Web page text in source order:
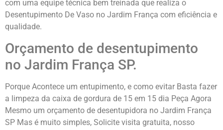
com uma equipe técnica bem treinada que realiza o
Desentupimento De Vaso no Jardim França com eficiência e
qualidade.
Orçamento de desentupimento
no Jardim França SP.
Porque Acontece um entupimento, e como evitar Basta fazer
a limpeza da caixa de gordura de 15 em 15 dia Peça Agora
Mesmo um orçamento de desentupidora no Jardim França
SP Mas é muito simples, Solicite visita gratuita, nosso